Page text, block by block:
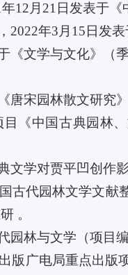
12月21日发表于《
年3月15日发
文学与文化》（季
宋园林散文研究
《中国古典园林
学对贾平凹创作
古代园林文学文献
。
园林与文学（项目
版广电局重点出